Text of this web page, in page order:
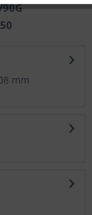
mm